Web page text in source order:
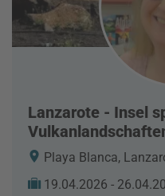
Lanzarote - Insel
Playa Blanca,
19.04.2026 -